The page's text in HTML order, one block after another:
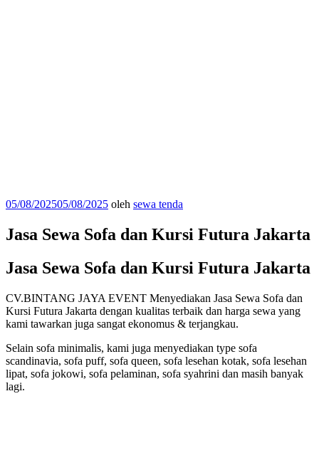
Diposkan
05/08/202505/08/2025 oleh sewa tenda
Jasa Sewa Sofa dan Kursi Futura Jakarta
Jasa Sewa Sofa dan Kursi Futura Jakarta
CV.BINTANG JAYA EVENT Menyediakan Jasa Sewa Sofa dan
Kursi Futura Jakarta dengan kualitas terbaik dan harga sewa yang
kami tawarkan juga sangat ekonomus & terjangkau.
Selain sofa minimalis, kami juga menyediakan type sofa
scandinavia, sofa puff, sofa queen, sofa lesehan kotak, sofa lesehan
lipat, sofa jokowi, sofa pelaminan, sofa syahrini dan masih banyak
lagi.